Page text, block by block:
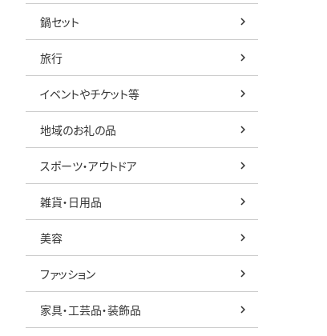
鍋セット
旅行
イベントやチケット等
地域のお礼の品
スポーツ・アウトドア
雑貨・日用品
美容
ファッション
家具・工芸品・装飾品